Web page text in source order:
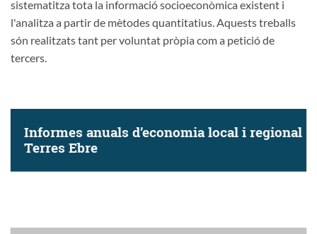
sistematitza tota la informació socioeconòmica existent i
l'analitza a partir de mètodes quantitatius. Aquests treballs
són realitzats tant per voluntat pròpia com a petició de
tercers.
Informes anuals d’economia local i regional
Terres Ebre